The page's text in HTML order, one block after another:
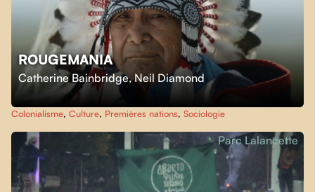
ROUGEMANIA
Catherine Bainbridge,Neil Diamond
Colonialisme, Culture, Premières nations, Sociologie
Parc Lalancette